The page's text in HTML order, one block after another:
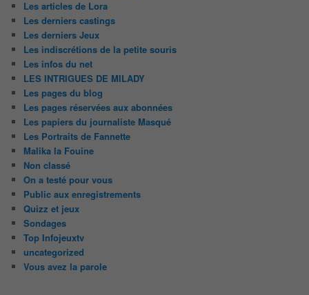
Les articles de Lora
Les derniers castings
Les derniers Jeux
Les indiscrétions de la petite souris
Les infos du net
LES INTRIGUES DE MILADY
Les pages du blog
Les pages réservées aux abonnées
Les papiers du journaliste Masqué
Les Portraits de Fannette
Malika la Fouine
Non classé
On a testé pour vous
Public aux enregistrements
Quizz et jeux
Sondages
Top Infojeuxtv
uncategorized
Vous avez la parole